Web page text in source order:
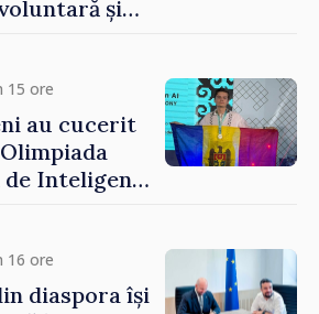
și
să
și să dăm o
să se
15 ore
au cucerit
Inteligență
16 ore
diaspora își